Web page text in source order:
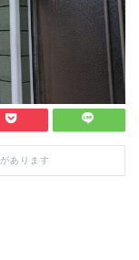
あります